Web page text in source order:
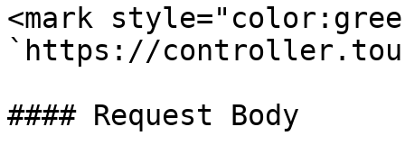
<mark
`https://
#### Request Body